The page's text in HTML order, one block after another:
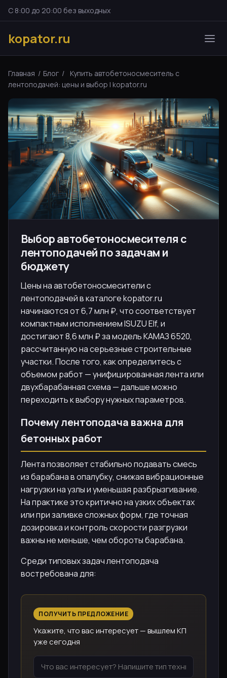
С 8:00 до 20:00 без выходных
kopator.ru
Главная / Блог /
Купить автобетоносмеситель с
лентоподачей: цены и выбор | kopator.ru
Выбор автобетоносмесителя с
лентоподачей по задачам и
бюджету
Цены на автобетоносмесители с
лентоподачей в каталоге kopator.ru
начинаются от 6,7 млн ₽, что соответствует
компактным исполнением ISUZU Elf, и
достигают 8,6 млн ₽ за модель КАМАЗ 6520,
рассчитанную на серьезные строительные
участки. После того, как определитесь с
объемом работ — унифицированная лента или
двухбарабанная схема — дальше можно
переходить к выбору нужных параметров.
Почему лентоподача важна для
бетонных работ
Лента позволяет стабильно подавать смесь
из барабана в опалубку, снижая вибрационные
нагрузки на узлы и уменьшая разбрызгивание.
На практике это критично на узких объектах
или при заливке сложных форм, где точная
дозировка и контроль скорости разгрузки
важны не меньше, чем обороты барабана.
Среди типовых задач лентоподача
востребована для:
ПОЛУЧИТЬ ПРЕДЛОЖЕНИЕ
Укажите, что вас интересует — вышлем КП
уже сегодня